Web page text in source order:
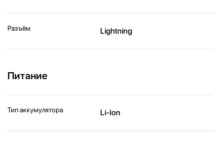
Разъём Lightning
Питание
Тип аккумулятора Li-Ion